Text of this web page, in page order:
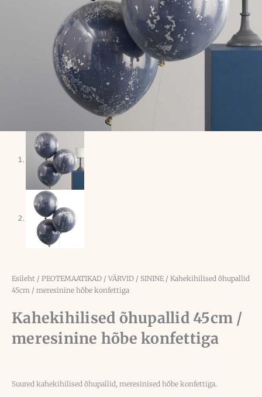
Esileht / PEOTEMAATIKAD / VÄRVID / SININE/ Kahekihilised õhupallid
45cm / meresinine hõbe konfettiga
Kahekihilised õhupallid 45cm /
meresinine hõbe konfettiga
Suured kahekihilised õhupallid, meresinised hõbe konfettiga.